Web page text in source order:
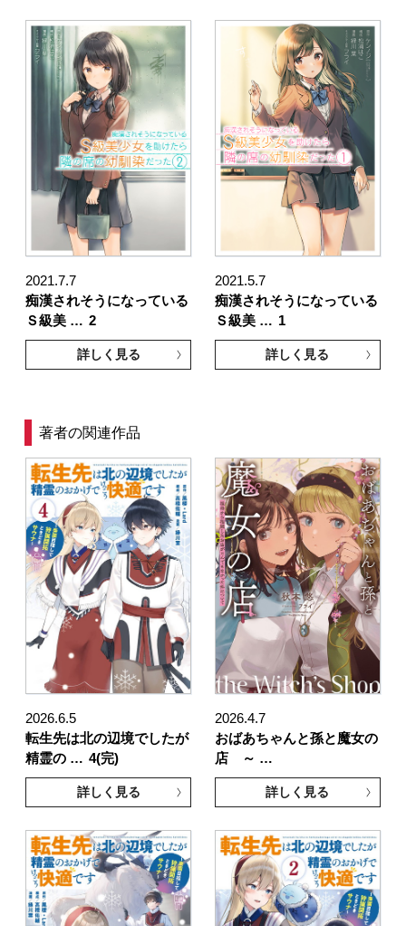
2021.7.7
痴漢されそうになっている
Ｓ級美 … 2
詳しく見る
2021.5.7
痴漢されそうになっている
Ｓ級美 … 1
詳しく見る
著者の関連作品
2026.6.5
転生先は北の辺境でしたが
精霊の … 4(完)
詳しく見る
2026.4.7
おばあちゃんと孫と魔女の
店 ～ …
詳しく見る